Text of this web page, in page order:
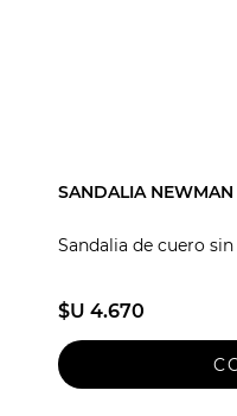
SANDALIA NEWMAN
Sandalia de cuero
$U 4.670